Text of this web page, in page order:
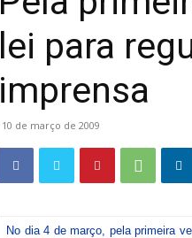
lei para
imprensa
10 de março de 2009
No dia 4 de março, pela primeira